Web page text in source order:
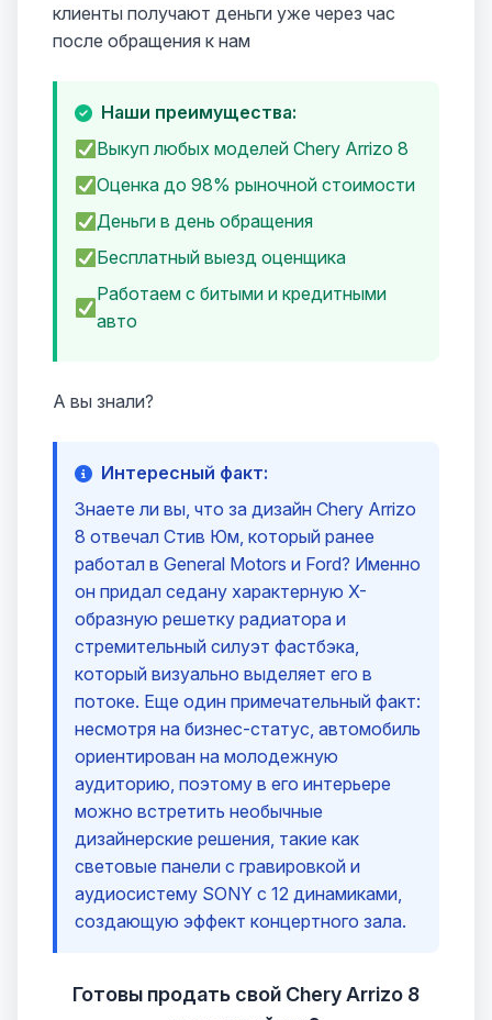
клиенты получают деньги уже через час
после обращения к нам
Наши преимущества:
Выкуп любых моделей Chery Arrizo 8
Оценка до 98% рыночной стоимости
Деньги в день обращения
Бесплатный выезд оценщика
Работаем с битыми и кредитными
авто
А вы знали?
Интересный факт:
Знаете ли вы, что за дизайн Chery Arrizo
8 отвечал Стив Юм, который ранее
работал в General Motors и Ford? Именно
он придал седану характерную X-
образную решетку радиатора и
стремительный силуэт фастбэка,
который визуально выделяет его в
потоке. Еще один примечательный факт:
несмотря на бизнес-статус, автомобиль
ориентирован на молодежную
аудиторию, поэтому в его интерьере
можно встретить необычные
дизайнерские решения, такие как
световые панели с гравировкой и
аудиосистему SONY с 12 динамиками,
создающую эффект концертного зала.
Готовы продать свой Chery Arrizo 8